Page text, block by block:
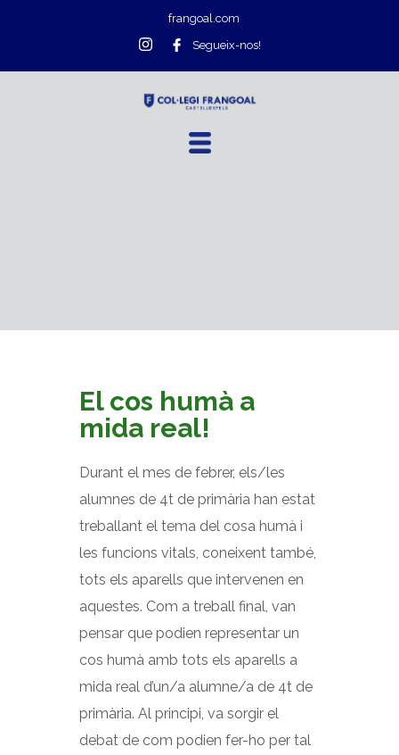
frangoal.com
Segueix-nos!
El cos humà a
mida real!
Durant el mes de febrer, els/les
alumnes de 4t de primària han estat
treballant el tema del cosa humà i
les funcions vitals, coneixent també,
tots els aparells que intervenen en
aquestes. Com a treball final, van
pensar que podien representar un
cos humà amb tots els aparells a
mida real d’un/a alumne/a de 4t de
primària. Al principi, va sorgir el
debat de com podien fer-ho per tal